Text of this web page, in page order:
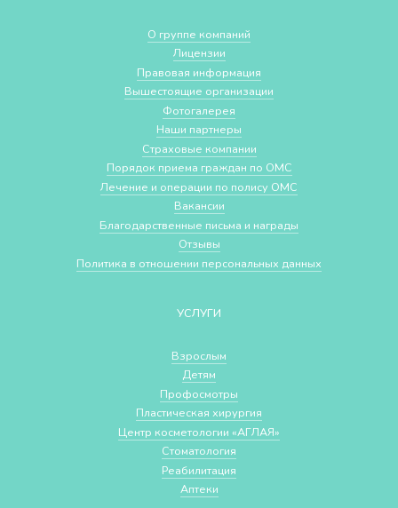
О группе компаний
Лицензии
Правовая информация
Вышестоящие организации
Фотогалерея
Наши партнеры
Страховые компании
Порядок приема граждан по ОМС
Лечение и операции по полису ОМС
Вакансии
Благодарственные письма и награды
Отзывы
Политика в отношении персональных данных
УСЛУГИ
Взрослым
Детям
Профосмотры
Пластическая хирургия
Центр косметологии «АГЛАЯ»
Стоматология
Реабилитация
Аптеки